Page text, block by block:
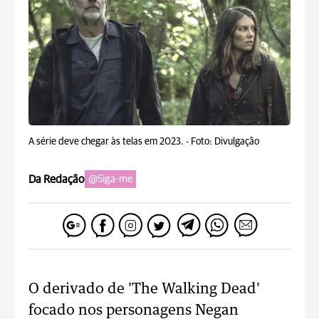
A série deve chegar às telas em 2023. - Foto: Divulgação
Da Redação @Siga-me
O derivado de 'The Walking Dead'
focado nos personagens Negan